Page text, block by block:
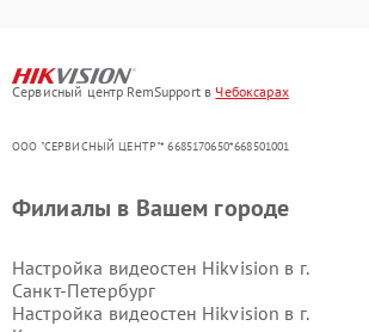
Сервисный центр RemSupport в Чебоксарах
ООО "СЕРВИСНЫЙ ЦЕНТР"* 6685170650*668501001
Филиалы в Вашем городе
Настройка видеостен Hikvision в г.
Санкт-Петербург
Настройка видеостен Hikvision в г.